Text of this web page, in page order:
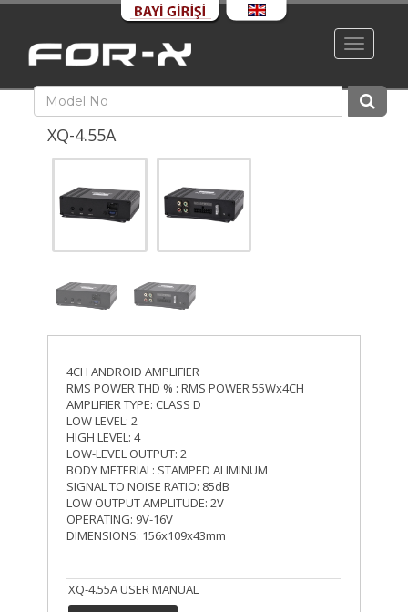
Toggle
XQ-4.55A
4CH ANDROID AMPLIFIER
RMS POWER THD % : RMS POWER 55Wx4CH
AMPLIFIER TYPE: CLASS D
LOW LEVEL: 2
HIGH LEVEL: 4
LOW-LEVEL OUTPUT: 2
BODY METERIAL: STAMPED ALIMINUM
SIGNAL TO NOISE RATIO: 85dB
LOW OUTPUT AMPLITUDE: 2V
OPERATING: 9V-16V
DIMENSIONS: 156x109x43mm
XQ-4.55A USER MANUAL